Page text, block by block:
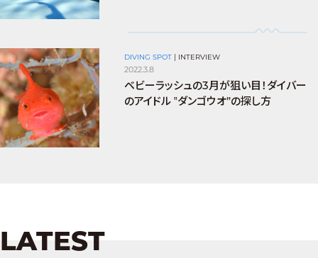
DIVING SPOT INTERVIEW
2022.3.8
ベビーラッシュの3月が狙い目！ダイバー
のアイドル ‟ダンゴウオ”の探し方
LATEST